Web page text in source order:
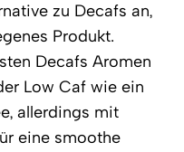
zu Decafs an,
Produkt.
Decafs Aromen
Low Caf wie ein
allerdings mit
eine smoothe